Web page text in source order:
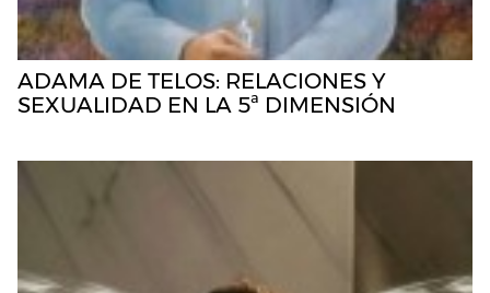
ADAMA DE TELOS: RELACIONES Y
SEXUALIDAD EN LA 5ª DIMENSIÓN